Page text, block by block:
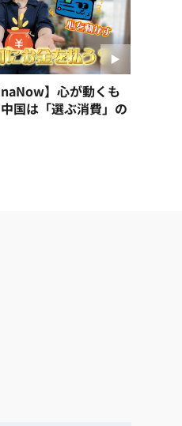
】心が動くも
国は「選ぶ消費」の